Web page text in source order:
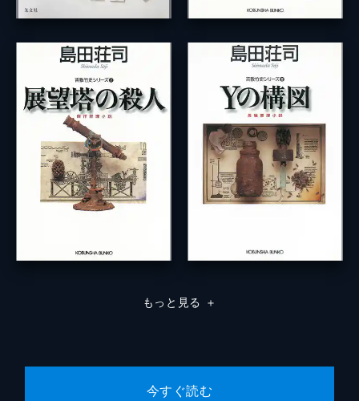
もっと見る ＋
今すぐ読む